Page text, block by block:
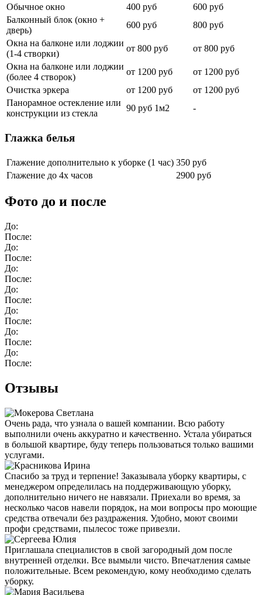
Обычное окно
400 руб
600 руб
Балконный блок (окно +
дверь)
600 руб
800 руб
Окна на балконе или лоджии
(1-4 створки)
от 800 руб
от 800 руб
Окна на балконе или лоджии
(более 4 створок)
от 1200 руб
от 1200 руб
Очистка эркера
от 1200 руб
от 1200 руб
Панорамное остекление или
конструкции из стекла
90 руб 1м2 -
Глажка белья
Глажение дополнительно к уборке (1 час) 350 руб
Глажение до 4х часов
2900 руб
Фото до и после
До:
После:
До:
После:
До:
После:
До:
После:
До:
После:
До:
После:
До:
После:
Отзывы
Очень рада, что узнала о вашей компании. Всю работу
выполнили очень аккуратно и качественно. Устала убираться
в большой квартире, буду теперь пользоваться только вашими
услугами.
Спасибо за труд и терпение! Заказывала уборку квартиры, с
менеджером определилась на поддерживающую уборку,
дополнительно ничего не навязали. Приехали во время, за
несколько часов навели порядок, на мои вопросы про моющие
средства отвечали без раздражения. Удобно, моют своими
профи средствами, пылесос тоже привезли.
Приглашала специалистов в свой загородный дом после
внутренней отделки. Все вымыли чисто. Впечатления самые
положительные. Всем рекомендую, кому необходимо сделать
уборку.